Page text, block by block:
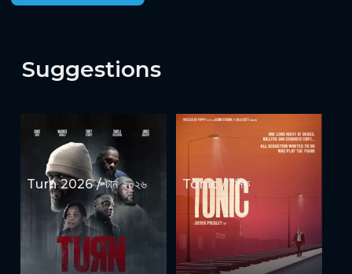
Suggestions
Turn 2026 / টার্ন ২০২৬ Tonic / টনিক